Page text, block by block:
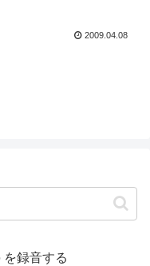
2009.04.08
を録音する